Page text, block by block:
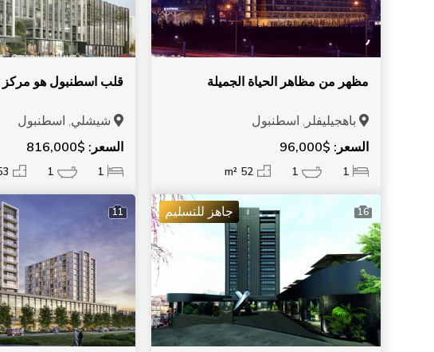
مظهر من مظاهر الحياة الجميلة
باهجيليفلر, اسطنبول
السعر: $96,000
1
1
52 m²
قلب اسطنبول هو مركز
شيشلي, اسطنبول
السعر: $816,000
1
1
16 جاهز للتسليم 11